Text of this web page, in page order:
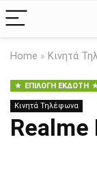
Home » Κινητά
ΕΠΙΛΟΓΉ ΕΚΔΌΤΗ
Κινητά Τηλέφωνα
Realme